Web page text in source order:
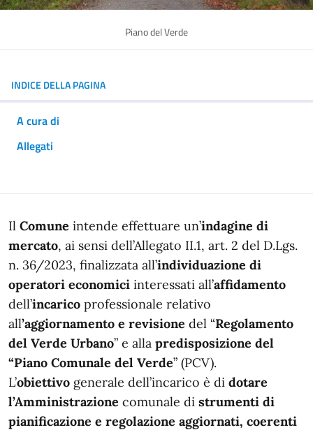
Piano del Verde
INDICE DELLA PAGINA
A cura di
Allegati
In dettaglio
Il Comune intende effettuare un’indagine di
mercato, ai sensi dell’Allegato II.1, art. 2 del D.Lgs.
n. 36/2023, finalizzata all’individuazione di
operatori economici interessati all’affidamento
dell’incarico professionale relativo
all’aggiornamento e revisione del “Regolamento
del Verde Urbano” e alla predisposizione del
“Piano Comunale del Verde” (PCV).
L’obiettivo generale dell’incarico è di dotare
l’Amministrazione comunale di strumenti di
pianificazione e regolazione aggiornati, coerenti